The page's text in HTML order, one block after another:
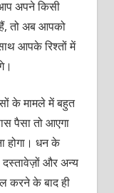
अपने किसी
तो अब आपको
आपके रिश्‍तों में
के मामले में बहुत
पैसा तो आएगा
होगा। धन के
और अन्‍य
करने के बाद ही